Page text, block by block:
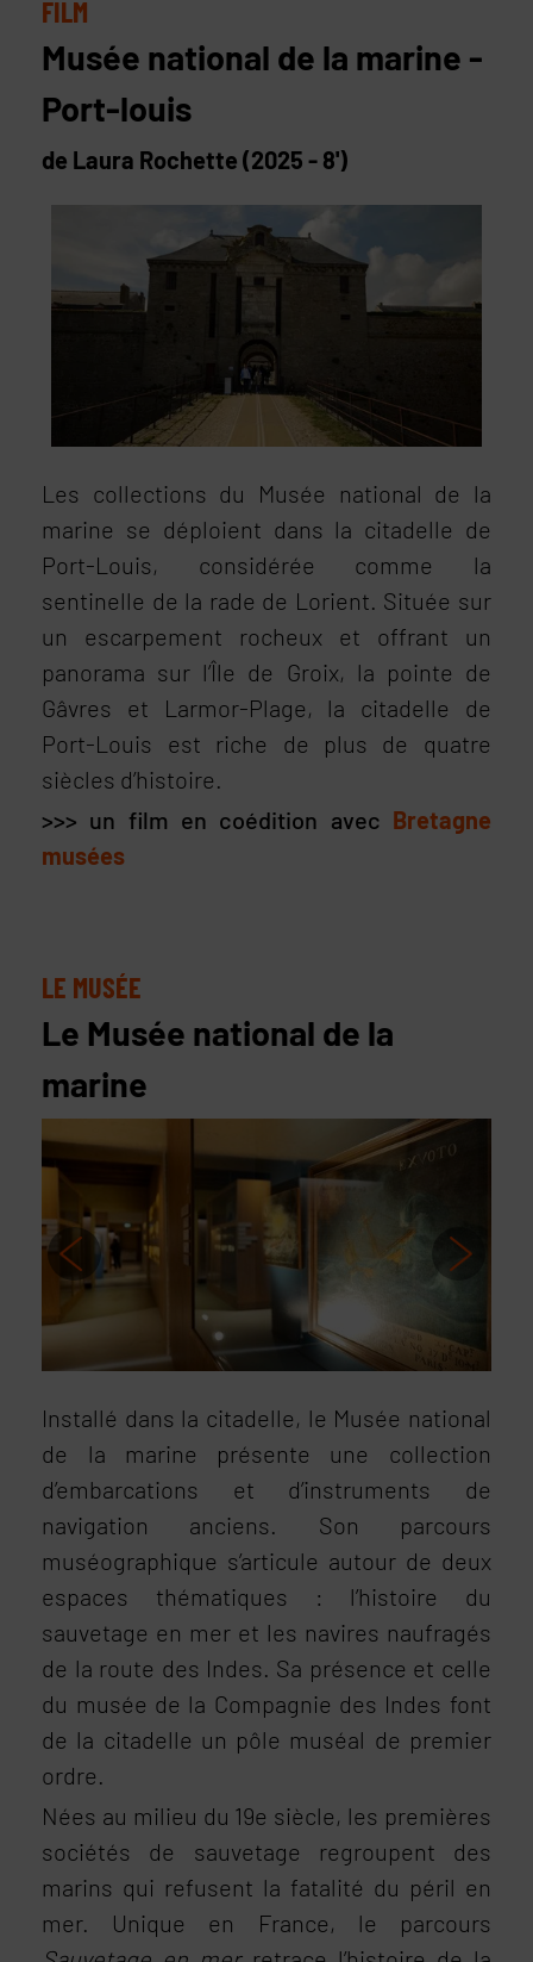
FILM
Musée national de la marine -
Port-louis
de Laura Rochette (2025 - 8')
Les collections du Musée national de la
marine se déploient dans la citadelle de
Port-Louis, considérée comme la
sentinelle de la rade de Lorient. Située sur
un escarpement rocheux et offrant un
panorama sur l’Île de Groix, la pointe de
Gâvres et Larmor-Plage, la citadelle de
Port-Louis est riche de plus de quatre
siècles d’histoire.
>>> un film en coédition avec Bretagne
musées
LE MUSÉE
Le Musée national de la
marine
Installé dans la citadelle, le Musée national
de la marine présente une collection
d’embarcations et d’instruments de
navigation anciens. Son parcours
muséographique s’articule autour de deux
espaces thématiques : l’histoire du
sauvetage en mer et les navires naufragés
de la route des Indes. Sa présence et celle
du musée de la Compagnie des Indes font
de la citadelle un pôle muséal de premier
ordre.
Nées au milieu du 19e siècle, les premières
sociétés de sauvetage regroupent des
marins qui refusent la fatalité du péril en
mer. Unique en France, le parcours